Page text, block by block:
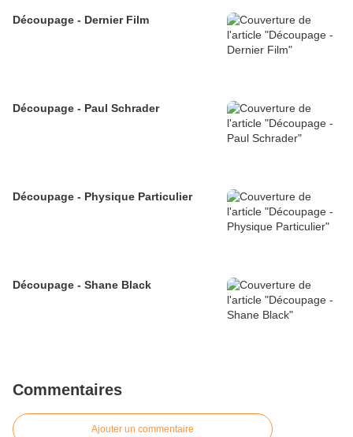
Découpage - Dernier Film
Découpage - Paul Schrader
Découpage - Physique Particulier
Découpage - Shane Black
Commentaires
Ajouter un commentaire